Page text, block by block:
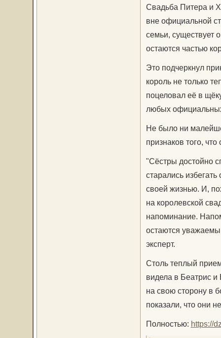
Свадьба Питера и
вне официальной
семьи, существует
остаются частью
Это подчеркнул
король не только
поцеловал её в
любых
Не было ни
признаков того,
"Сёстры достойно
старались
своей жизнью. И,
на королевской
напоминание.
остаются
эксперт.
Столь теплый
видела в Беатрис и
на свою сторону в
показали, что они
Полностью: https://